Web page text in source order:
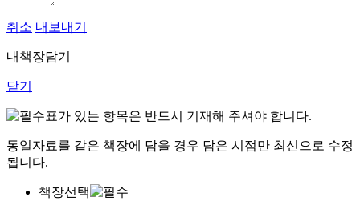
취소 내보내기
내책장담기
닫기
표가 있는 항목은 반드시 기재해 주셔야 합니다.
동일자료를 같은 책장에 담을 경우 담은 시점만 최신으로 수정
됩니다.
책장선택